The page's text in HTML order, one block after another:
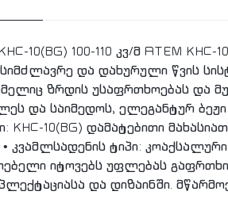
10(BG) 100-110 კვ/მ ATEM
და დახურული წვის
ზრდის უსაფრთხოებას და
და საიმედოს, ელეგანტურ
10(BG) დამატებითი
კვამლსადენის ტიპი:
იტოვებს უფლებას
და დიზაინში.